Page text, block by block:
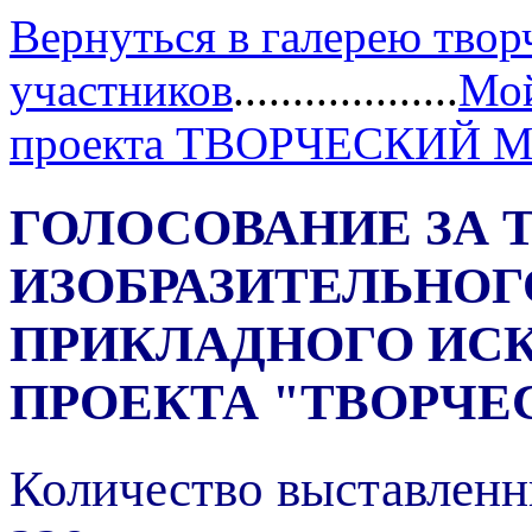
Вернуться в галерею
участников...................
проекта ТВОРЧЕСКИЙ
ГОЛОСОВАНИЕ ЗА
ПРИКЛАДНОГО
ПРОЕКТА
Количество